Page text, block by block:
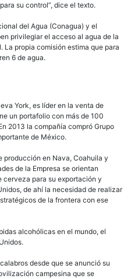
su control”, dice el texto.
del Agua (Conagua) y el
privilegiar el acceso al agua de la
La propia comisión estima que para
6 de agua.
York, es líder en la venta de
un portafolio con más de 100
2013 la compañía compró Grupo
de México.
producción en Nava, Coahuila y
de la Empresa se orientan
para su exportación y
de ahí la necesidad de realizar
de la frontera con ese
alcohólicas en el mundo, el
desde que se anunció su
campesina que se